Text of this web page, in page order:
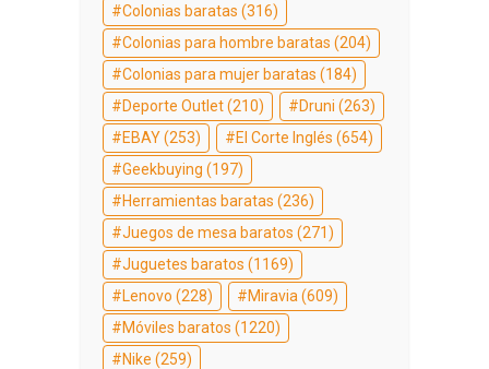
Colonias baratas (316)
Colonias para hombre baratas (204)
Colonias para mujer baratas (184)
Deporte Outlet(210) Druni (263)
EBAY(253) El Corte Inglés (654)
Geekbuying (197)
Herramientas baratas (236)
Juegos de mesa baratos (271)
Juguetes baratos (1169)
Lenovo (228) Miravia (609)
Móviles baratos (1220)
Nike (259)